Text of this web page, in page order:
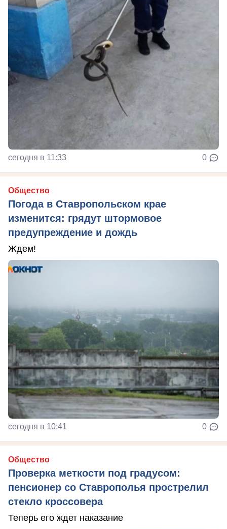
сегодня в 11:33 0
Общество
Погода в Ставропольском крае
изменится: грядут штормовое
предупреждение и дождь
Ждем!
сегодня в 10:41 0
Общество
Проверка меткости под градусом:
пенсионер со Ставрополья прострелил
стекло кроссовера
Теперь его ждет наказание